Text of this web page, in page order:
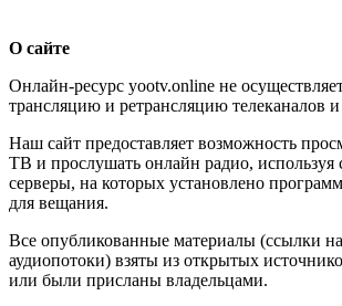
О сайте
Онлайн-ресурс yootv.online не
трансляцию и ретрансляцию телеканалов
Наш сайт предоставляет возможность
ТВ и прослушать онлайн радио, используя
серверы, на которых установлено
для вещания.
Все опубликованные материалы (ссылки
аудиопотоки) взяты из открытых
или были присланы владельцами.